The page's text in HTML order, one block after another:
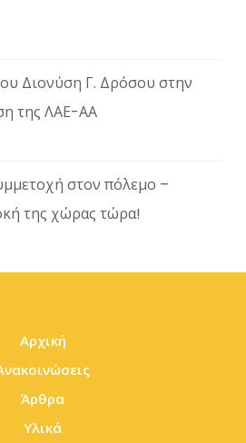
Διονύση Γ. Δρόσου στην
της ΛΑΕ-ΑΑ
στον πόλεμο –
της χώρας τώρα!
Αρχική
Άρθρα
Υλικά